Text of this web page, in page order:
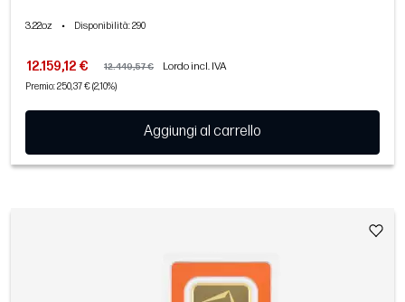
3.22oz • Disponibilità: 290
12.159,12 € 12.449,57 € Lordo incl. IVA
Premio: 250,37 € (2,10%)
Aggiungi al carrello